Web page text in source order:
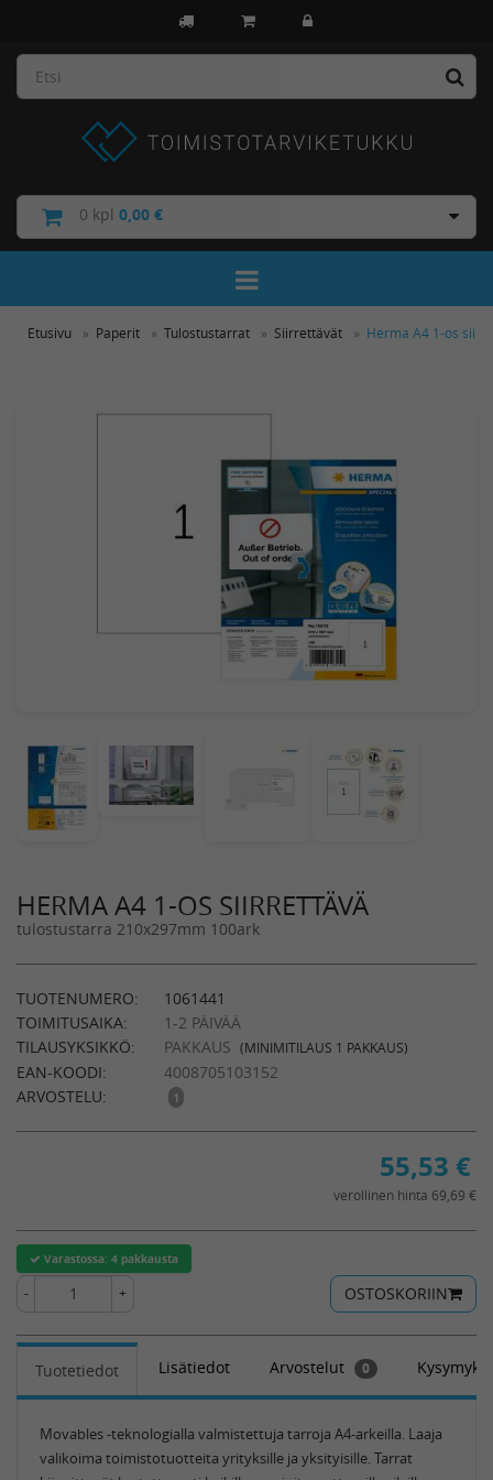
0 kpl 0,00 €
Toggle Navigation
Etusivu Paperit Tulostustarrat Siirrettävät Herma A4 1-os
HERMA A4 1-OS SIIRRETTÄVÄ
tulostustarra 210x297mm 100ark
TUOTENUMERO:
1061441
TOIMITUSAIKA:
1-2 PÄIVÄÄ
TILAUSYKSIKKÖ:
PAKKAUS (MINIMITILAUS 1 PAKKAUS)
EAN-KOODI:
4008705103152
ARVOSTELU:
1
55,53 €
verollinen hinta 69,69 €
Varastossa: 4 pakkausta
- + OSTOSKORIIN
Tuotetiedot Lisätiedot Arvostelut 0
Movables -teknologialla valmistettuja tarroja A4-arkeilla. Laaja
valikoima toimistotuotteita yrityksille ja yksityisille. Tarrat